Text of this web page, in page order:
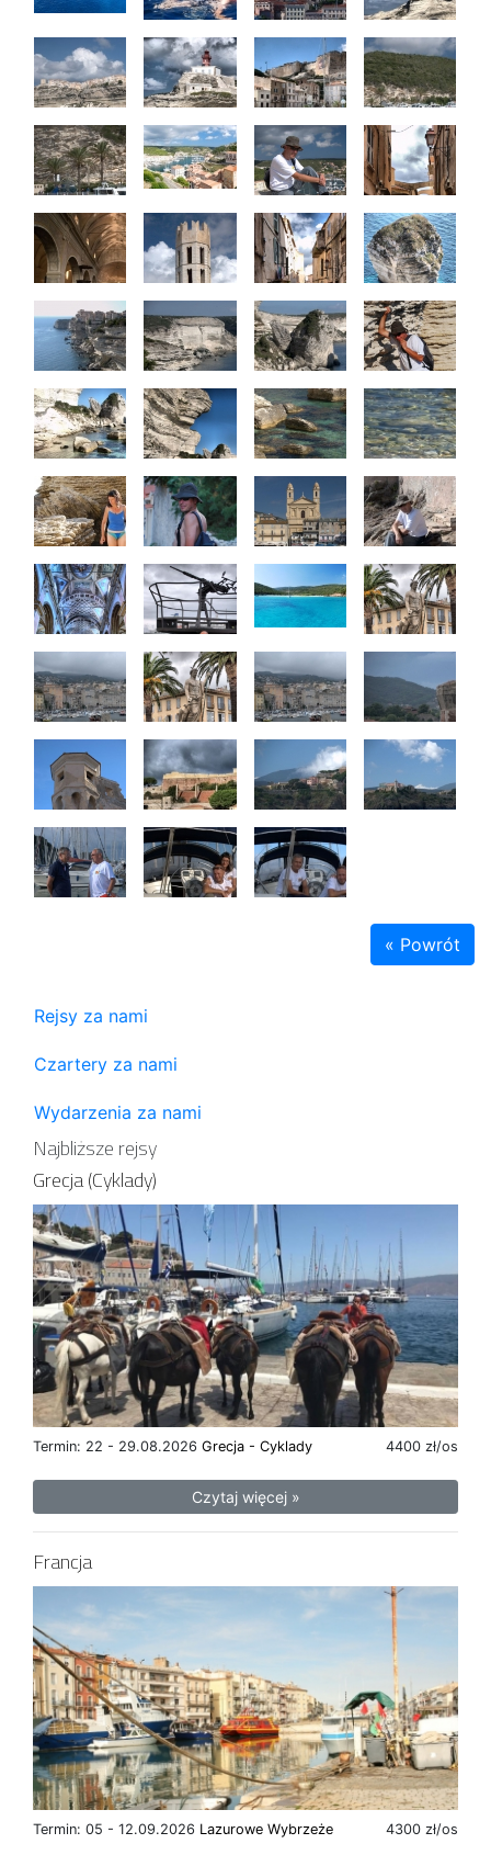
« Powrót
Rejsy za nami
Czartery za nami
Wydarzenia za nami
Najbliższe rejsy
Grecja (Cyklady)
Termin: 22 - 29.08.2026 4400 zł/os
Grecja - Cyklady
Czytaj więcej »
Francja
Termin: 05 - 12.09.2026 4300 zł/os
Lazurowe Wybrzeże